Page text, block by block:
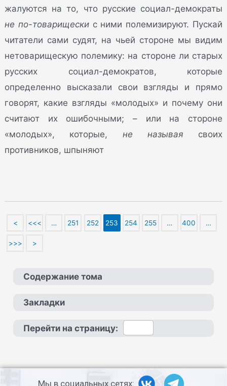
жалуются на то, что русские социал-демократы
не по-товарищескис ними полемизируют. Пускай
читатели сами судят, на чьей стороне мы видим
нетоварищескую полемику: на стороне ли старых
русских социал-демократов, которые
определенно высказали свои взгляды и прямо
говорят, какие взгляды «молодых» и почему они
считают их ошибочными; – или на стороне
«молодых», которые, не называя своих
противников, шпыняют
< <<< … 251 252 253 254 255 … 400 …
>>> >
Содержание тома
Закладки
Перейти на страницу:
Мы в социальных сетях: